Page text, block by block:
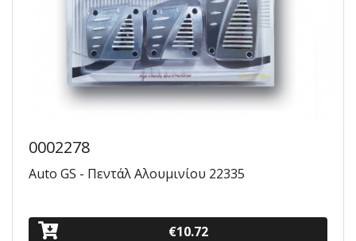
0002278
Auto GS - Πεντάλ Αλουμινίου 22335
€10.72